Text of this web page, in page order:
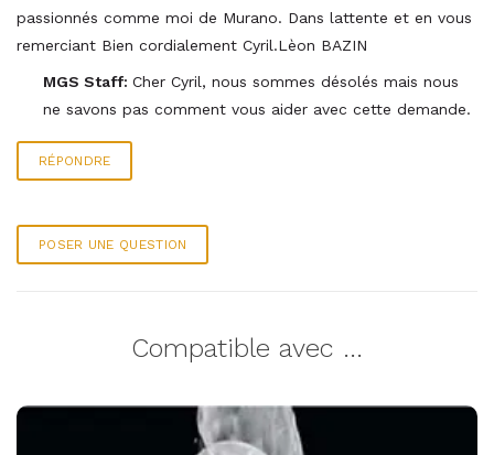
passionnés comme moi de Murano. Dans lattente et en vous
remerciant Bien cordialement Cyril.Lèon BAZIN
MGS Staff: Cher Cyril, nous sommes désolés mais nous
ne savons pas comment vous aider avec cette demande.
RÉPONDRE
POSER UNE QUESTION
Compatible avec ...